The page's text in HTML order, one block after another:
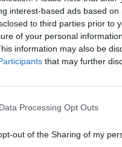
interest-based ads based
to third parties prior to
of your personal
information may also be
that may further
Processing Opt Outs
out of the Sharing of my